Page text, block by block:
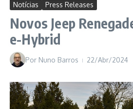
Notícias Press Releases
Novos Jeep
e-Hybrid
Por Nuno Barros 22/Abr/2024